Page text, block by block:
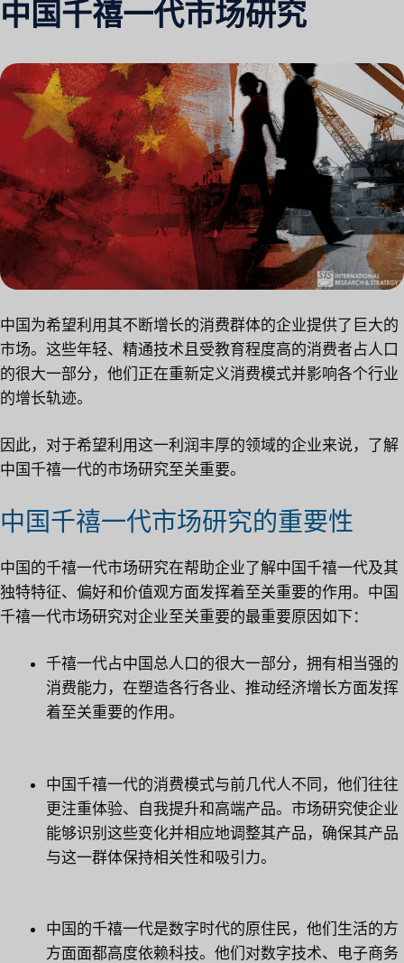
中国千禧一代市场研究
中国为希望利用其不断增长的消费群体的企业提供了巨大的
市场。这些年轻、精通技术且受教育程度高的消费者占人口
的很大一部分，他们正在重新定义消费模式并影响各个行业
的增长轨迹。
因此，对于希望利用这一利润丰厚的领域的企业来说，了解
中国千禧一代的市场研究至关重要。
中国千禧一代市场研究的重要性
中国的千禧一代市场研究在帮助企业了解中国千禧一代及其
独特特征、偏好和价值观方面发挥着至关重要的作用。中国
千禧一代市场研究对企业至关重要的最重要原因如下：
千禧一代占中国总人口的很大一部分，拥有相当强的
消费能力，在塑造各行各业、推动经济增长方面发挥
着至关重要的作用。
中国千禧一代的消费模式与前几代人不同，他们往往
更注重体验、自我提升和高端产品。市场研究使企业
能够识别这些变化并相应地调整其产品，确保其产品
与这一群体保持相关性和吸引力。
中国的千禧一代是数字时代的原住民，他们生活的方
方面面都高度依赖科技。他们对数字技术、电子商务